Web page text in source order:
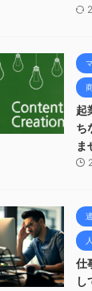
起
ち
ま
仕
し